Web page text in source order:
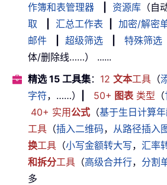
作簿和表管理器
资源库 （自
取
汇总工作表 加密/解密
邮件
超级筛选 特殊筛选
体/删除线……） ......
精选 15 工具集： 12 文本工具 （
字符，……） 50+ 图表 类型 （
40+ 实用公式 （基于生日计算
工具 （插入二维码， 从路径插入
换工具 （小写金额转大写， 汇率
和拆分工具 （高级合并行， 分割
多